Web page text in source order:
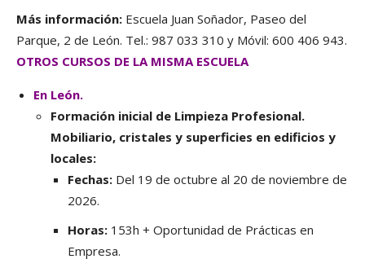
Más información: Escuela Juan Soñador, Paseo del
Parque, 2 de León. Tel.: 987 033 310 y Móvil: 600 406 943.
OTROS CURSOS DE LA MISMA ESCUELA
En León.
Formación inicial de Limpieza Profesional.
Mobiliario, cristales y superficies en edificios y
locales:
Fechas: Del 19 de octubre al 20 de noviembre de
2026.
Horas: 153h + Oportunidad de Prácticas en
Empresa.